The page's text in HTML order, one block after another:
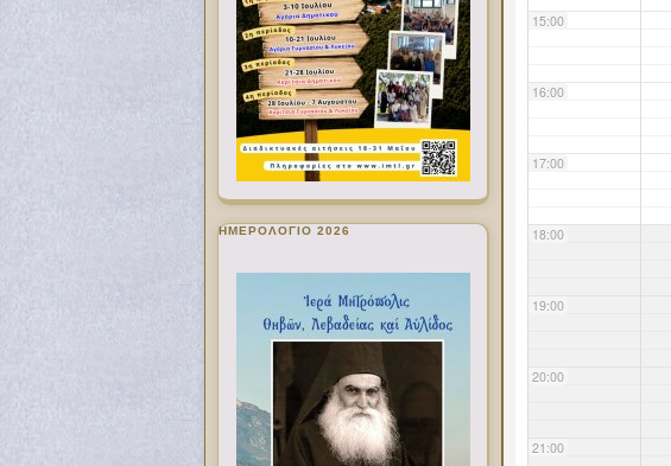
15:00
16:00
17:00
18:00
19:00
20:00
21:00
ΗΜΕΡΟΛΟΓΙΟ 2026